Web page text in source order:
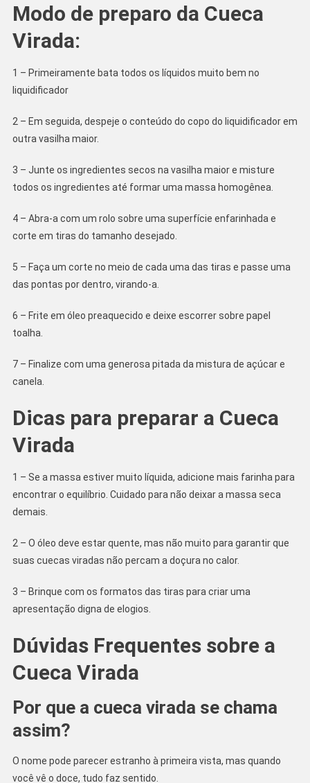
Modo de preparo da Cueca
Virada:
1 – Primeiramente bata todos os líquidos muito bem no
liquidificador
2 – Em seguida, despeje o conteúdo do copo do liquidificador em
outra vasilha maior.
3 – Junte os ingredientes secos na vasilha maior e misture
todos os ingredientes até formar uma massa homogênea.
4 – Abra-a com um rolo sobre uma superfície enfarinhada e
corte em tiras do tamanho desejado.
5 – Faça um corte no meio de cada uma das tiras e passe uma
das pontas por dentro, virando-a.
6 – Frite em óleo preaquecido e deixe escorrer sobre papel
toalha.
7 – Finalize com uma generosa pitada da mistura de açúcar e
canela.
Dicas para preparar a Cueca
Virada
1 – Se a massa estiver muito líquida, adicione mais farinha para
encontrar o equilíbrio. Cuidado para não deixar a massa seca
demais.
2 – O óleo deve estar quente, mas não muito para garantir que
suas cuecas viradas não percam a doçura no calor.
3 – Brinque com os formatos das tiras para criar uma
apresentação digna de elogios.
Dúvidas Frequentes sobre a
Cueca Virada
Por que a cueca virada se chama
assim?
O nome pode parecer estranho à primeira vista, mas quando
você vê o doce, tudo faz sentido.